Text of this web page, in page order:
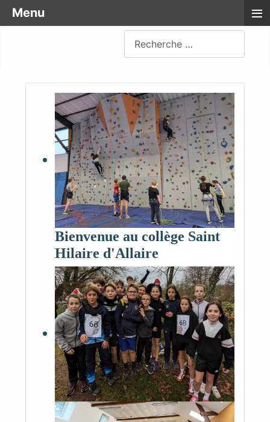
Rechercher
Bienvenue au collège Saint
Hilaire d'Allaire
Menu ≡